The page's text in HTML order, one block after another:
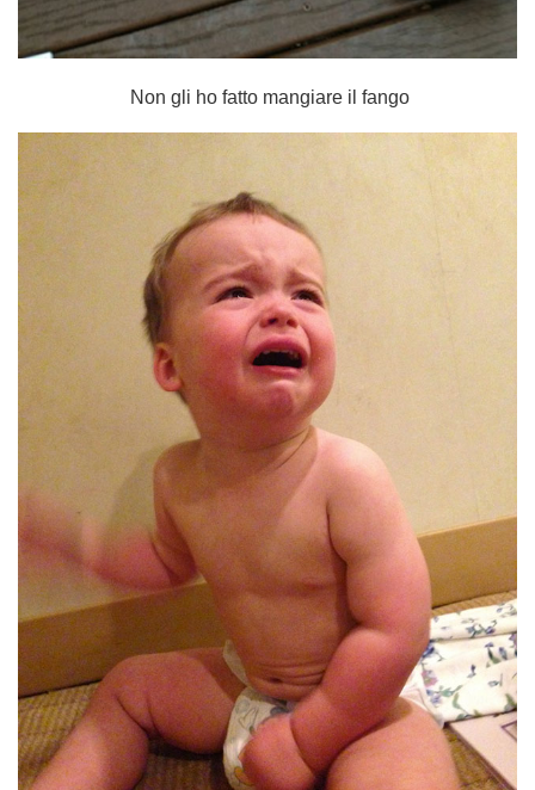
Non gli ho fatto mangiare il fango